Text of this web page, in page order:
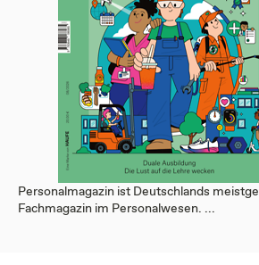
Personalmagazin ist Deutschlands
Fachmagazin im Personalwesen. ...